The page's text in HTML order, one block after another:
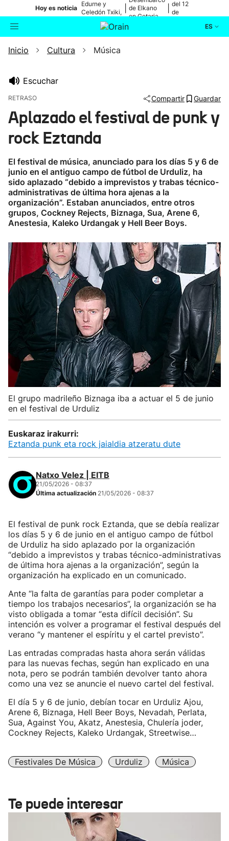
Hoy es noticia
Edurne y
Celedón Txiki,
en directo
de Elkano
en Getaria
del 12
de
ES
Buscador Actualidad
Ikusmiran
Eguraldia
Inicio Cultura Música
Escuchar
RETRASO Compartir Guardar
Aplazado el festival de punk y
rock Eztanda
El festival de música, anunciado para los días 5 y 6 de
junio en el antiguo campo de fútbol de Urduliz, ha
sido aplazado “debido a imprevistos y trabas técnico-
administrativas de última hora ajenas a la
organización”. Estaban anunciados, entre otros
grupos, Cockney Rejects, Biznaga, Sua, Arene 6,
Anestesia, Kaleko Urdangak y Hell Beer Boys.
El grupo madrileño Biznaga iba a actuar el 5 de junio
en el festival de Urduliz
Euskaraz irakurri:
Eztanda punk eta rock jaialdia atzeratu dute
Natxo Velez | EITB
21/05/2026 - 08:37
Última actualización 21/05/2026 - 08:37
El festival de punk rock Eztanda, que se debía realizar
los días 5 y 6 de junio en el antiguo campo de fútbol
de Urduliz ha sido aplazado por la organización
“debido a imprevistos y trabas técnico-administrativas
de última hora ajenas a la organización”, según la
organización ha explicado en un comunicado.
Ante “la falta de garantías para poder completar a
tiempo los trabajos necesarios”, la organización se ha
visto obligada a tomar “esta difícil decisión”. Su
intención es volver a programar el festival después del
verano “y mantener el espíritu y el cartel previsto”.
Las entradas compradas hasta ahora serán válidas
para las nuevas fechas, según han explicado en una
nota, pero se podrán también devolver tanto ahora
como una vez se anuncie el nuevo cartel del festival.
El día 5 y 6 de junio, debían tocar en Urduliz Ajou,
Arene 6, Biznaga, Hell Beer Boys, Nevadah, Perlata,
Sua, Against You, Akatz, Anestesia, Chulería joder,
Cockney Rejects, Kaleko Urdangak, Streetwise…
Festivales De Música Urduliz Música
Te puede interesar